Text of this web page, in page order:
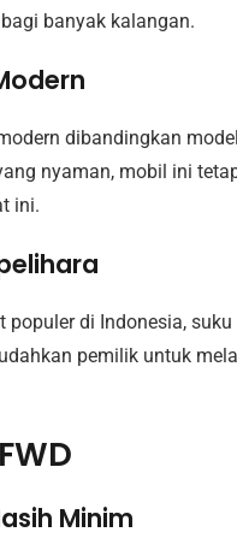
banyak kalangan.
dibandingkan
nyaman, mobil ini
ini.
di Indonesia,
pemilik untuk
Minim